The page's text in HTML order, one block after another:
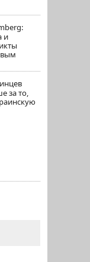
и
за то,